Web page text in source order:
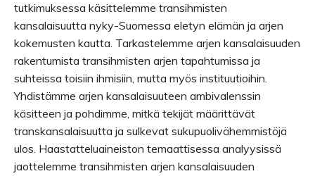
tutkimuksessa käsittelemme transihmisten
kansalaisuutta nyky-Suomessa eletyn elämän ja arjen
kokemusten kautta. Tarkastelemme arjen kansalaisuuden
rakentumista transihmisten arjen tapahtumissa ja
suhteissa toisiin ihmisiin, mutta myös instituutioihin.
Yhdistämme arjen kansalaisuuteen ambivalenssin
käsitteen ja pohdimme, mitkä tekijät määrittävät
transkansalaisuutta ja sulkevat sukupuolivähemmistöjä
ulos. Haastatteluaineiston temaattisessa analyysissä
jaottelemme transihmisten arjen kansalaisuuden